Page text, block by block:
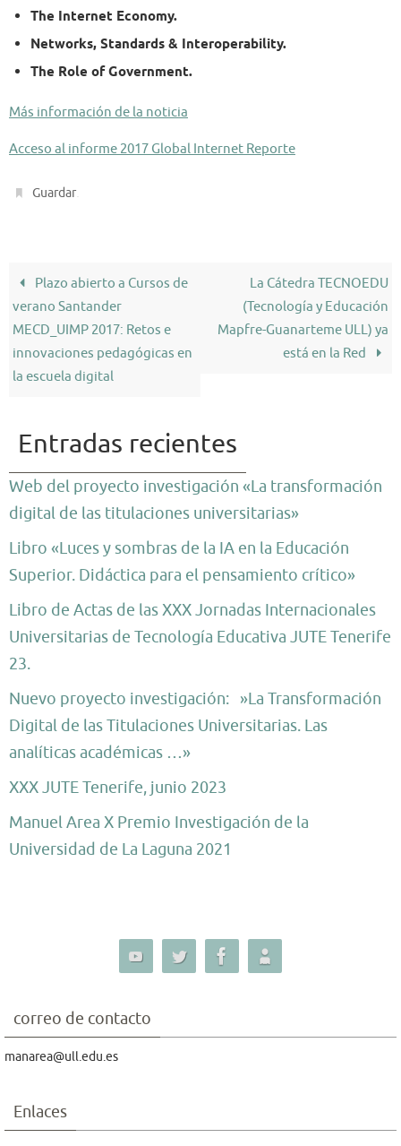
The Internet Economy.
Networks, Standards & Interoperability.
The Role of Government.
Más información de la noticia
Acceso al informe 2017 Global Internet Reporte
Guardar
Plazo abierto a Cursos de
verano Santander
MECD_UIMP 2017: Retos e
innovaciones pedagógicas en
la escuela digital
La Cátedra TECNOEDU
(Tecnología y Educación
Mapfre-Guanarteme ULL) ya
está en la Red
Entradas recientes
Web del proyecto investigación «La transformación
digital de las titulaciones universitarias»
Libro «Luces y sombras de la IA en la Educación
Superior. Didáctica para el pensamiento crítico»
Libro de Actas de las XXX Jornadas Internacionales
Universitarias de Tecnología Educativa JUTE Tenerife
23.
Nuevo proyecto investigación: »La Transformación
Digital de las Titulaciones Universitarias. Las
analíticas académicas …»
XXX JUTE Tenerife, junio 2023
Manuel Area X Premio Investigación de la
Universidad de La Laguna 2021
correo de contacto
manarea@ull.edu.es
Enlaces